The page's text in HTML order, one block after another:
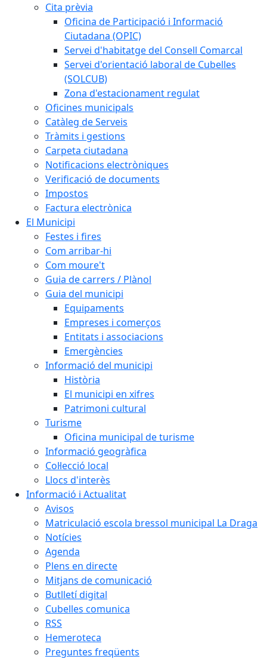
Cita prèvia
Oficina de Participació i Informació
Ciutadana (OPIC)
Servei d'habitatge del Consell Comarcal
Servei d'orientació laboral de Cubelles
(SOLCUB)
Zona d'estacionament regulat
Oficines municipals
Catàleg de Serveis
Tràmits i gestions
Carpeta ciutadana
Notificacions electròniques
Verificació de documents
Impostos
Factura electrònica
El Municipi
Festes i fires
Com arribar-hi
Com moure't
Guia de carrers / Plànol
Guia del municipi
Equipaments
Empreses i comerços
Entitats i associacions
Emergències
Informació del municipi
Història
El municipi en xifres
Patrimoni cultural
Turisme
Oficina municipal de turisme
Informació geogràfica
Col·lecció local
Llocs d'interès
Informació i Actualitat
Avisos
Matriculació escola bressol municipal La Draga
Notícies
Agenda
Plens en directe
Mitjans de comunicació
Butlletí digital
Cubelles comunica
RSS
Hemeroteca
Preguntes freqüents